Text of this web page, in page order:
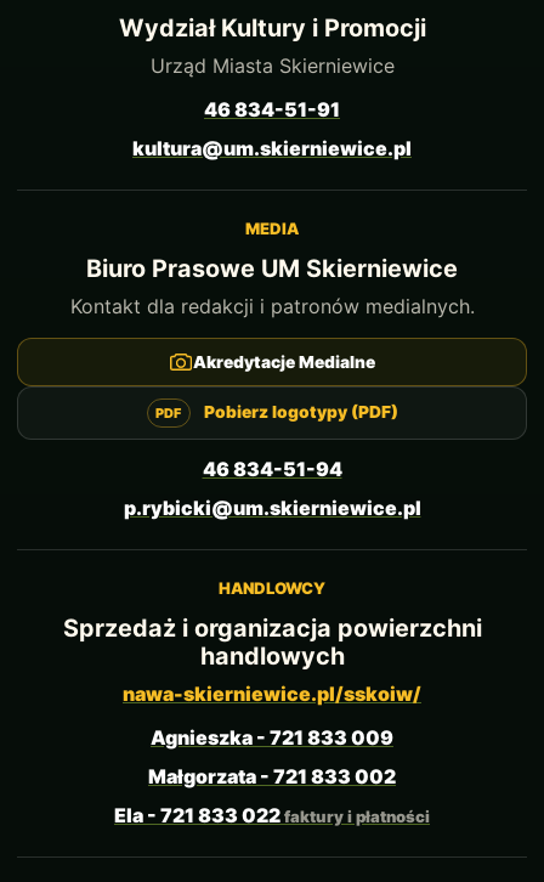
Wydział Kultury i Promocji
Urząd Miasta Skierniewice
46 834-51-91
kultura@um.skierniewice.pl
MEDIA
Biuro Prasowe UM Skierniewice
Kontakt dla redakcji i patronów medialnych.
Akredytacje Medialne
Pobierz logotypy (PDF)
46 834-51-94
p.rybicki@um.skierniewice.pl
HANDLOWCY
Sprzedaż i organizacja powierzchni
handlowych
nawa-skierniewice.pl/sskoiw/
Agnieszka - 721 833 009
Małgorzata - 721 833 002
Ela - 721 833 022faktury i płatności